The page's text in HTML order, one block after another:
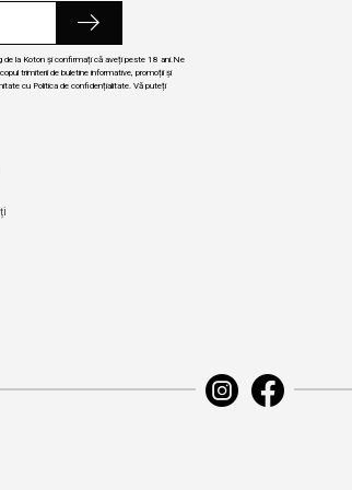
de la Koton și confirmați că aveți peste 18 ani.Ne
trimiterii de buletine informative, promoții și
cu Politica de confidențialitate. Vă puteți